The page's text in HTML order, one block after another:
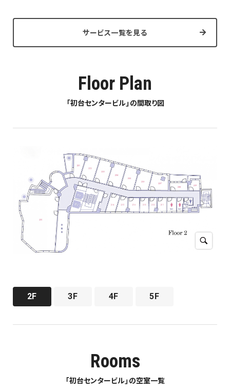
サービス一覧を見る
Floor Plan
「初台センタービル」の間取り図
2F 3F 4F 5F
Rooms
「初台センタービル」の空室一覧